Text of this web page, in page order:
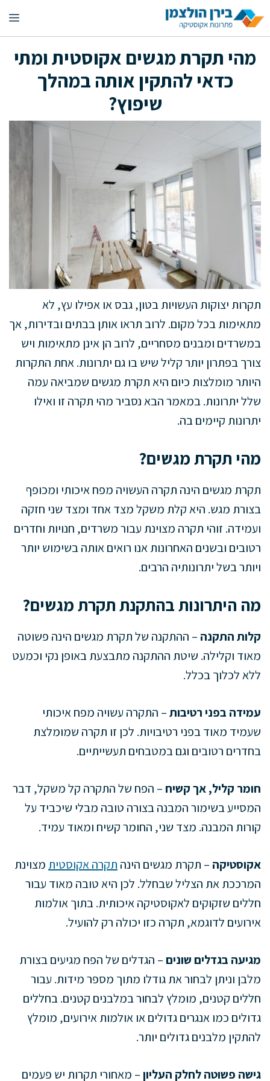
לדלג
לתוכן
מהי תקרת מגשים אקוסטית ומתי
כדאי להתקין אותה במהלך
שיפוץ?
תקרות יצוקות העשויות בטון, גבס או אפילו עץ, לא
מתאימות בכל מקום. לרוב תראו אותן בבתים ובדירות, אך
במשרדים ומבנים מסחריים, לרוב הן אינן מתאימות ויש
צורך בפתרון יותר קליל שיש בו גם יתרונות. אחת התקרות
היותר מומלצות כיום היא תקרת מגשים שמביאה עמה
שלל יתרונות. במאמר הבא נסביר מהי תקרה זו ואילו
יתרונות קיימים בה.
מהי תקרת מגשים?
תקרת מגשים הינה תקרה העשויה מפח איכותי ומכופף
בצורת מגש. היא קלת משקל מצד אחד ומצד שני חזקה
ועמידה. זוהי תקרה מצוינת עבור משרדים, חנויות וחדרים
רטובים ובשנים האחרונות אנו רואים אותה בשימוש יותר
ויותר בשל יתרונותיה הרבים.
מה היתרונות בהתקנת תקרת מגשים?
קלות התקנה – ההתקנה של תקרת מגשים הינה פשוטה
מאוד וקלילה. שיטת ההתקנה מתבצעת באופן נקי וכמעט
ללא לכלוך בכלל.
עמידה בפני רטיבות– התקרה עשויה מפח איכותי
שעמיד מאוד בפני רטיבויות. לכן זו תקרה שמומלצת
בחדרים רטובים וגם במטבחים תעשייתיים.
חומר קליל, אך קשיח – הפח של התקרה קל משקל, דבר
המסייע בשימור המבנה בצורה טובה מבלי שיכביד על
קורות המבנה. מצד שני, החומר קשיח ומאוד עמיד.
אקוסטיקה – תקרת מגשים הינה תקרה אקוסטית מצוינת
המרככת את הצליל שבחלל. לכן היא טובה מאוד עבור
חללים שזקוקים לאקוסטיקה איכותית. בתוך אולמות
אירועים לדוגמא, תקרה כזו יכולה רק להועיל.
מגיעה בגדלים שונים– הגדלים של הפח מגיעים בצורת
מלבן וניתן לבחור את גודלו מתוך מספר מידות. עבור
חללים קטנים, מומלץ לבחור במלבנים קטנים. בחללים
גדולים כמו אנגרים גדולים או אולמות אירועים, מומלץ
להתקין מלבנים גדולים יותר.
גישה פשוטה לחלק העליון– מאחורי תקרות יש פעמים